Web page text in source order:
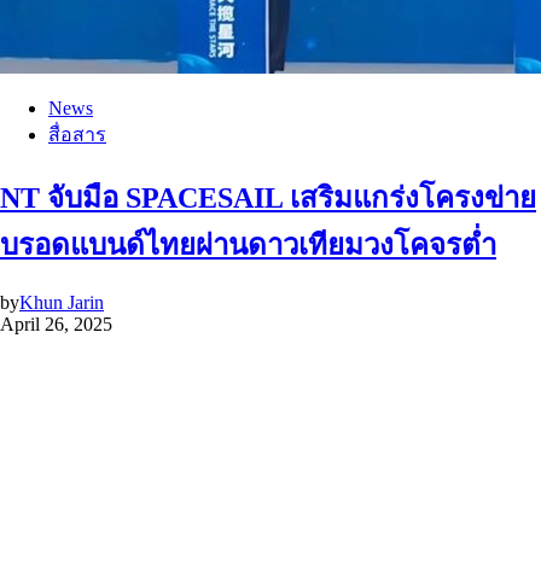
News
สื่อสาร
NT จับมือ SPACESAIL เสริมแกร่งโครงข่าย
บรอดแบนด์ไทยผ่านดาวเทียมวงโคจรต่ำ
byKhun Jarin
April 26, 2025